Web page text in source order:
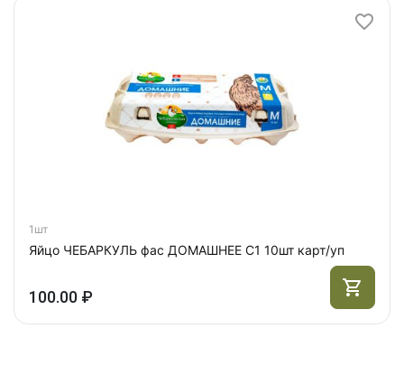
1шт
Яйцо ЧЕБАРКУЛЬ фас ДОМАШНЕЕ С1 10шт карт/уп
100.00 ₽